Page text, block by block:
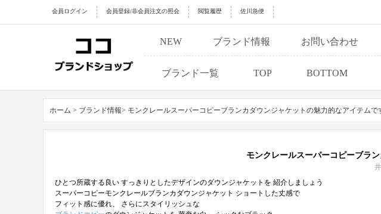
会員ログイン 会員登録/非会員注文の照会 閲覧履歴 佐川急便
NEW ブランド情報 お問い合わせ
ブランド一覧 TOP BOTTOM
ホーム > ブランド情報> モンクレールスーパーコピーブランカダウンジャケットの魅力的なアイテムで
モンクレールスーパーコピーブラ
ひとつ所蔵する良い すっきりとしたデザインのダウンジャケットを 紹介しましょう
スーパーコピーモンクレールブランカダウンジャケット ショートした丈感で
フィット感に優れ、 さらにスタイリッシュな